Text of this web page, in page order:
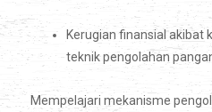
Kerugian finansial akibat
teknik pengolahan
Mempelajari mekanisme